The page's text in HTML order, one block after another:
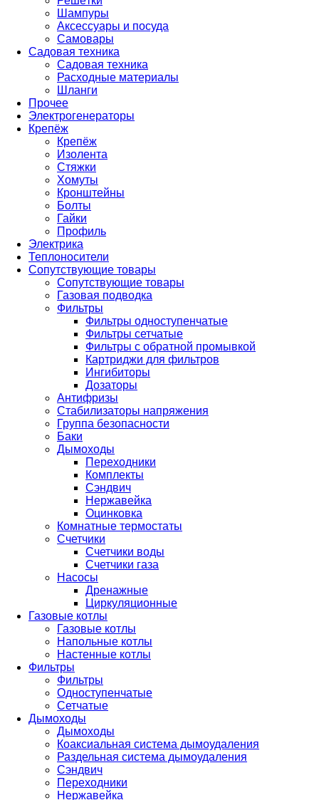
Шампуры
Аксессуары и посуда
Самовары
Садовая техника
Садовая техника
Расходные материалы
Шланги
Прочее
Электрогенераторы
Крепёж
Крепёж
Изолента
Стяжки
Хомуты
Кронштейны
Болты
Гайки
Профиль
Электрика
Теплоносители
Сопутствующие товары
Сопутствующие товары
Газовая подводка
Фильтры
Фильтры одноступенчатые
Фильтры сетчатые
Фильтры с обратной промывкой
Картриджи для фильтров
Ингибиторы
Дозаторы
Антифризы
Стабилизаторы напряжения
Группа безопасности
Баки
Дымоходы
Переходники
Комплекты
Сэндвич
Нержавейка
Оцинковка
Комнатные термостаты
Счетчики
Счетчики воды
Счетчики газа
Насосы
Дренажные
Циркуляционные
Газовые котлы
Газовые котлы
Напольные котлы
Настенные котлы
Фильтры
Фильтры
Одноступенчатые
Сетчатые
Дымоходы
Дымоходы
Коаксиальная система дымоудаления
Раздельная система дымоудаления
Сэндвич
Переходники
Нержавейка